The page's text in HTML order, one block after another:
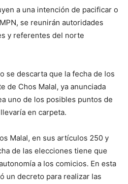
a una intención de pacificar o
se reunirán autoridades
y referentes del norte
se descarta que la fecha de los
de Chos Malal, ya anunciada
uno de los posibles puntos de
en carpeta.
Malal, en sus artículos 250 y
de las elecciones tiene que
a los comicios. En esta
un decreto para realizar las